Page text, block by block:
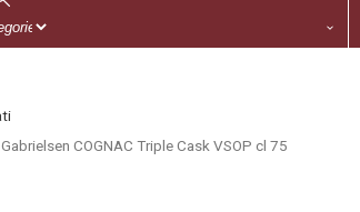
COGNAC Triple Cask VSOP cl 75